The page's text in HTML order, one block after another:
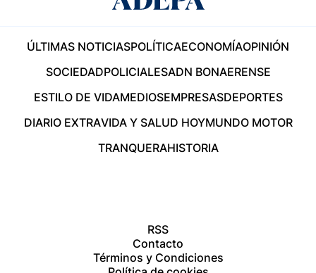
ÚLTIMAS NOTICIASPOLÍTICAECONOMÍAOPINIÓN
SOCIEDADPOLICIALESADN BONAERENSE
ESTILO DE VIDAMEDIOSEMPRESASDEPORTES
DIARIO EXTRAVIDA Y SALUD HOYMUNDO MOTOR
TRANQUERAHISTORIA
RSS
Contacto
Términos y Condiciones